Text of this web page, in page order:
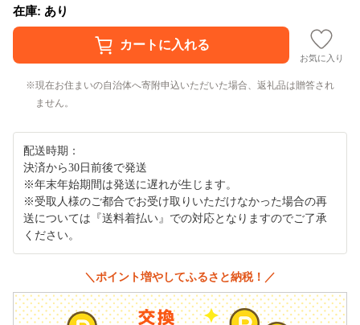
在庫: あり
お気に入り
現在お住まいの自治体へ寄附申込いただいた場合、返礼品は贈答され
ません。
配送時期：
決済から30日前後で発送
※年末年始期間は発送に遅れが生じます。
※受取人様のご都合でお受け取りいただけなかった場合の再
送については『送料着払い』での対応となりますのでご了承
ください。
＼ポイント増やしてふるさと納税！／